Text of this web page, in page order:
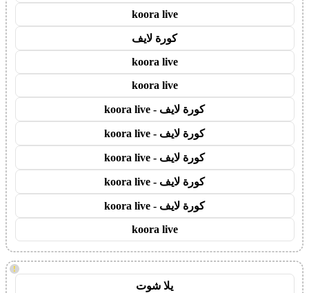
koora live
كورة لايف
koora live
koora live
كورة لايف - koora live
كورة لايف - koora live
كورة لايف - koora live
كورة لايف - koora live
كورة لايف - koora live
koora live
!
يلا شوت